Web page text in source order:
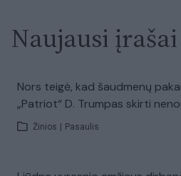
Naujausi įrašai
Nors teigė, kad šaudmenų
„Patriot“ D. Trumpas skirti
Žinios Pasaulis